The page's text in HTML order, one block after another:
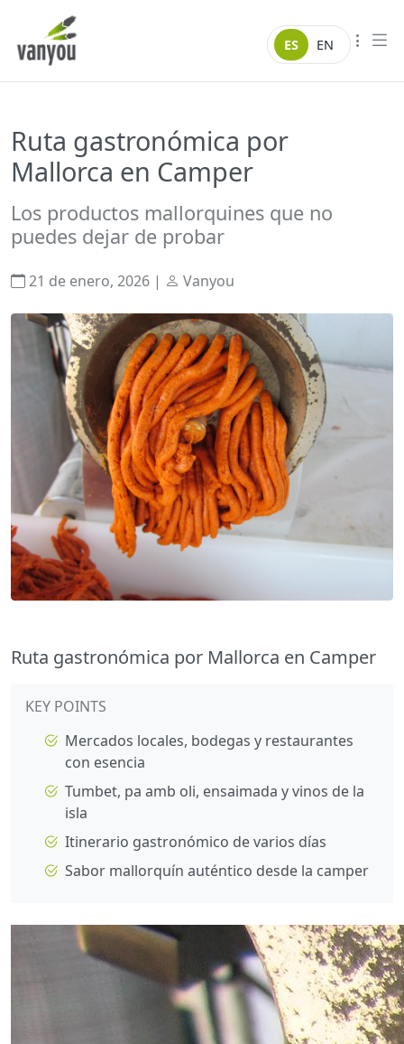
ES EN
Ruta gastronómica por
Mallorca en Camper
Los productos mallorquines que no
puedes dejar de probar
21 de enero, 2026 | Vanyou
Ruta gastronómica por Mallorca en Camper
KEY POINTS
Mercados locales, bodegas y restaurantes
con esencia
Tumbet, pa amb oli, ensaimada y vinos de la
isla
Itinerario gastronómico de varios días
Sabor mallorquín auténtico desde la camper